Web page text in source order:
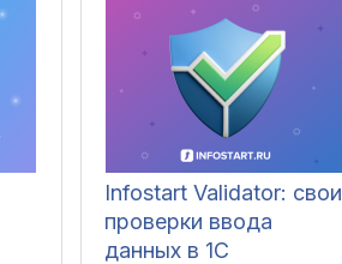
Infostart Validator: свои
проверки ввода
данных в 1С